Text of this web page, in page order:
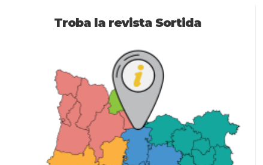
Troba la revista Sortida